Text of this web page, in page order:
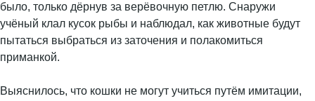
было, только дёрнув за верёвочную петлю. Снаружи
учёный клал кусок рыбы и наблюдал, как животные будут
пытаться выбраться из заточения и полакомиться
приманкой.
Выяснилось, что кошки не могут учиться путём имитации,